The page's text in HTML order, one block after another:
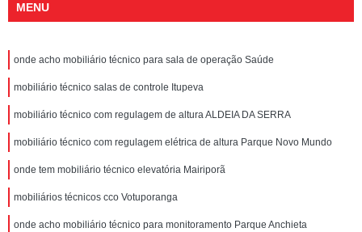
MENU
onde acho mobiliário técnico para sala de operação Saúde
mobiliário técnico salas de controle Itupeva
mobiliário técnico com regulagem de altura ALDEIA DA SERRA
mobiliário técnico com regulagem elétrica de altura Parque Novo Mundo
onde tem mobiliário técnico elevatória Mairiporã
mobiliários técnicos cco Votuporanga
onde acho mobiliário técnico para monitoramento Parque Anchieta